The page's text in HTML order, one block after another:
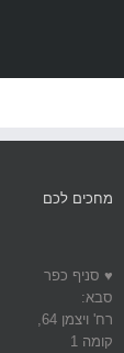
מחכים לכם
♥ סניף כפר
סבא:
רח' ויצמן 64,
קומה 1